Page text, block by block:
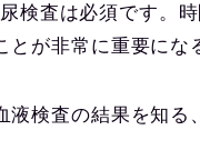
検査は必須です。
が非常に重要にな
液検査の結果を知る